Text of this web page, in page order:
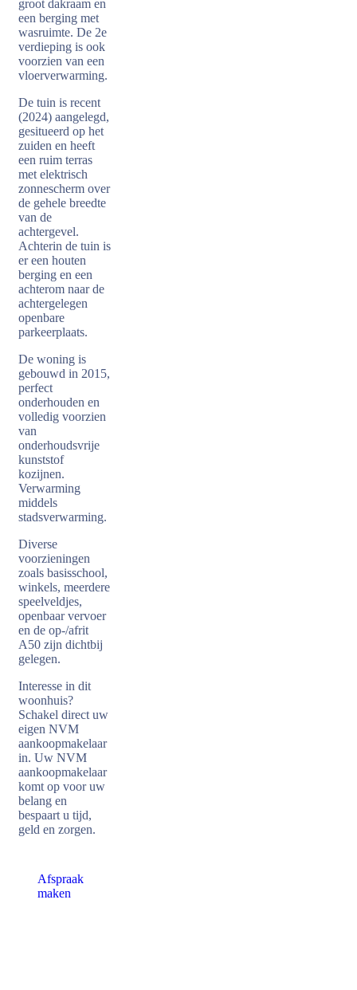
groot dakraam en
een berging met
wasruimte. De 2e
verdieping is ook
voorzien van een
vloerverwarming.
De tuin is recent
(2024) aangelegd,
gesitueerd op het
zuiden en heeft
een ruim terras
met elektrisch
zonnescherm over
de gehele breedte
van de
achtergevel.
Achterin de tuin is
er een houten
berging en een
achterom naar de
achtergelegen
openbare
parkeerplaats.
De woning is
gebouwd in 2015,
perfect
onderhouden en
volledig voorzien
van
onderhoudsvrije
kunststof
kozijnen.
Verwarming
middels
stadsverwarming.
Diverse
voorzieningen
zoals basisschool,
winkels, meerdere
speelveldjes,
openbaar vervoer
en de op-/afrit
A50 zijn dichtbij
gelegen.
Interesse in dit
woonhuis?
Schakel direct uw
eigen NVM
aankoopmakelaar
in. Uw NVM
aankoopmakelaar
komt op voor uw
belang en
bespaart u tijd,
geld en zorgen.
Afspraak
maken